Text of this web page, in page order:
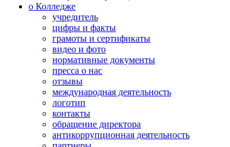
о Колледже
учредитель
цифры и факты
грамоты и сертификаты
видео и фото
нормативные документы
пресса о нас
отзывы
международная деятельность
логотип
контакты
обращение директора
антикоррупционная деятельность